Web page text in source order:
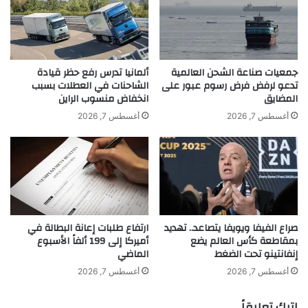
التاريخية الياباني قمته نيكاي
يقترب
و
م
ت
ق
ل
ص
ا
ل
إ
ا
ج
ف
ي
ت
م
ع
ب
و
ا
ر
ع
ل
ى
د
م
م
ح
جمعيات صناعة الشحن العالمية
تدعو لرفض فرض رسوم عبور على
المضايق
أغسطس 7, 2026
ألمانيا تدرس رفع حظر قيادة
الشاحنات في العطلات بسبب
انخفاض منسوب الراين
أغسطس 7, 2026
صراع الفيفا ويويفا يتصاعد.. تهديد
بمقاطعة كأس العالم يضع
إنفانتينو تحت الضغط
أغسطس 7, 2026
ارتفاع طلبات إعانة البطالة في
أميركا إلى 199 ألفاً الأسبوع
الماضي
أغسطس 7, 2026